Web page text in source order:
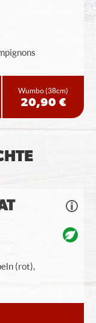
Wumbo(38cm)
20,90 €
(rot),